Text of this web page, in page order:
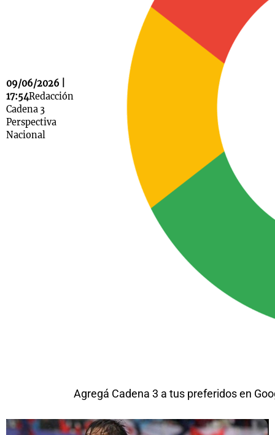
09/06/2026 |
17:54Redacción
Cadena 3
Perspectiva
Nacional
Agregá Cadena 3 a tus preferidos en
Mundial 2026
La Sole en
Cadena 3